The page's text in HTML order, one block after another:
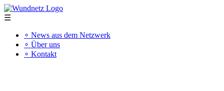
☰
∘ News aus dem Netzwerk
∘ Über uns
∘ Kontakt